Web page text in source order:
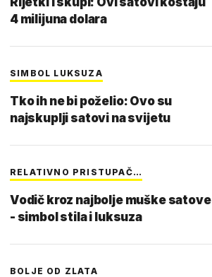
4 milijuna dolara
SIMBOL LUKSUZA
Tko ih ne bi poželio: Ovo su
najskuplji satovi na svijetu
RELATIVNO PRISTUPAČ…
Vodič kroz najbolje muške satove
- simbol stila i luksuza
BOLJE OD ZLATA